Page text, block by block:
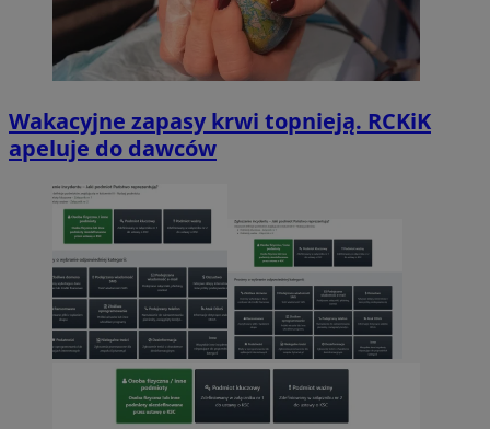
Wakacyjne zapasy krwi topnieją. RCKiK
apeluje do dawców